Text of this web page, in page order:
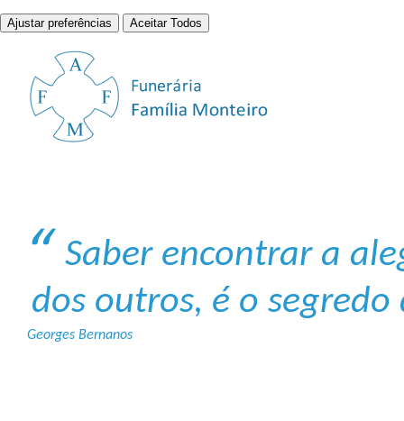
Ajustar preferências Aceitar Todos
Saber encontrar a
dos outros, é o
Georges Bernanos